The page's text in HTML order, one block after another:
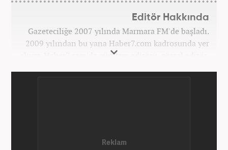
Editör Hakkında
Gazeteciliğe 2007 yılında Marmara FM'de başladı.
2009 yılından bu yana Haber7.com kadrosunda yer
alıyor. Haber7.com'da gündem editörü, görsel editör,